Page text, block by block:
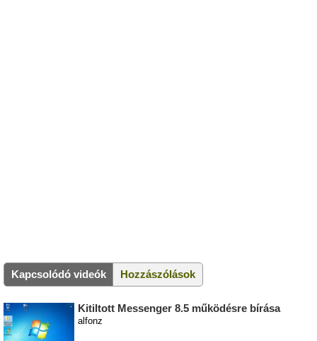
Kapcsolódó videók Hozzászólások
Kitiltott Messenger 8.5 működésre bírása
alfonz